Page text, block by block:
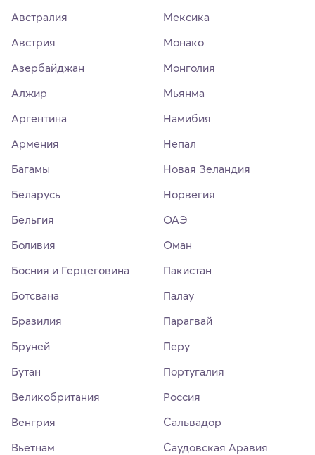
Австралия
Австрия
Азербайджан
Алжир
Аргентина
Армения
Багамы
Беларусь
Бельгия
Боливия
Босния и Герцеговина
Ботсвана
Бразилия
Бруней
Бутан
Великобритания
Венгрия
Вьетнам
Мексика
Монако
Монголия
Мьянма
Намибия
Непал
Новая Зеландия
Норвегия
ОАЭ
Оман
Пакистан
Палау
Парагвай
Перу
Португалия
Россия
Сальвадор
Саудовская Аравия